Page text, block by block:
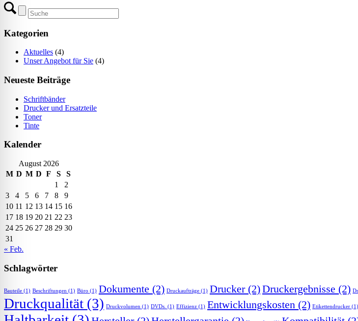
Kategorien
Aktuelles (4)
Unser Angebot für Sie (4)
Neueste Beiträge
Schriftbänder
Drucker und Ersatzteile
Toner
Tinte
Kalender
August 2026
M D M D F S
S
1
2
3
4 5 6 7 8
9
10 11 12 13 14 15 16
17 18 19 20 21 22 23
24 25 26 27 28 29 30
31
« Feb.
Schlagwörter
Bauteile (1) Beschriftungen (1) Büro (1) Dokumente (2) Druckaufträge (1) Drucker(2)Druckergebnisse (2)
Druckqualität (3) Druckvolumen (1) DVDs. (1) Effizienz (1) Entwicklungskosten (2) Etikettendrucker (1)